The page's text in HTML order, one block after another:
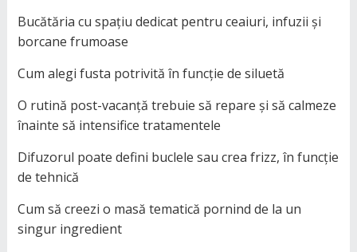
Bucătăria cu spațiu dedicat pentru ceaiuri, infuzii și
borcane frumoase
Cum alegi fusta potrivită în funcție de siluetă
O rutină post-vacanță trebuie să repare și să calmeze
înainte să intensifice tratamentele
Difuzorul poate defini buclele sau crea frizz, în funcție
de tehnică
Cum să creezi o masă tematică pornind de la un
singur ingredient